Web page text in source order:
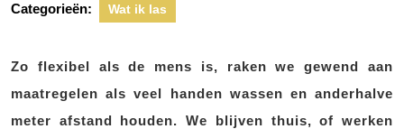
Categorieën: Wat ik las
Zo flexibel als de mens is, raken we gewend aan
maatregelen als veel handen wassen en anderhalve
meter afstand houden. We blijven thuis, of werken